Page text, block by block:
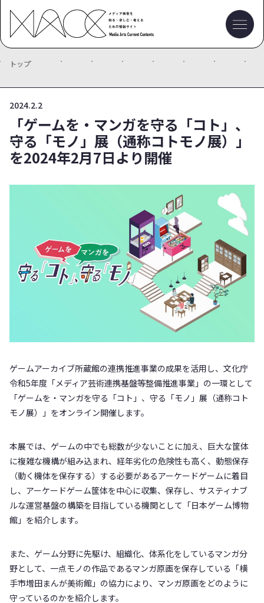
トップ
2024.2.2
「ゲームを・マンガを守る「コト」、
守る「モノ」展（通称コトモノ展）」
を2024年2月7日より開催
ゲームアーカイブ所蔵館の連携推進事業の成果を活用し、文化庁
令和5年度「メディア芸術連携基盤等整備推進事業」の一環として
「ゲームを・マンガを守る「コト」、守る「モノ」展（通称コト
モノ展）」をオンライン開催します。
本展では、ゲームの中でも総数が少ないことに加え、巨大な筐体
に複雑な機構が組み込まれ、経年劣化の危険性も高く、動態保存
（動く機体を保存する）する必要があるアーケードゲームに着目
し、アーケードゲーム筐体を中心に収集、保存し、サスティナブ
ルな運営基盤の構築を目指している機関として「日本ゲーム博物
館」を紹介します。
また、ゲーム分野に先駆け、組織化、体系化をしているマンガ分
野として、一点モノの作品であるマンガ原画を保存している「横
手市増田まんが美術館」の協力により、マンガ原画をどのように
守っているのかを紹介します。